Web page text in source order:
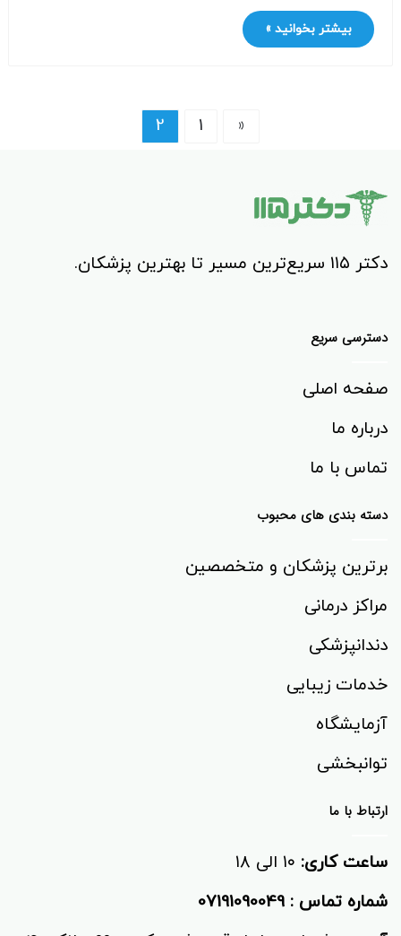
بیشتر بخوانید »
«
1
2
دکتر ۱۱۵ سریع‌ترین مسیر تا بهترین پزشکان.
دسترسی سریع
صفحه اصلی
درباره ما
تماس با ما
دسته بندی های محبوب
برترین پزشکان و متخصصین
مراکز درمانی
دندانپزشکی
خدمات زیبایی
آزمایشگاه
توانبخشی‌
ارتباط با ما
ساعت کاری:
شماره تماس :